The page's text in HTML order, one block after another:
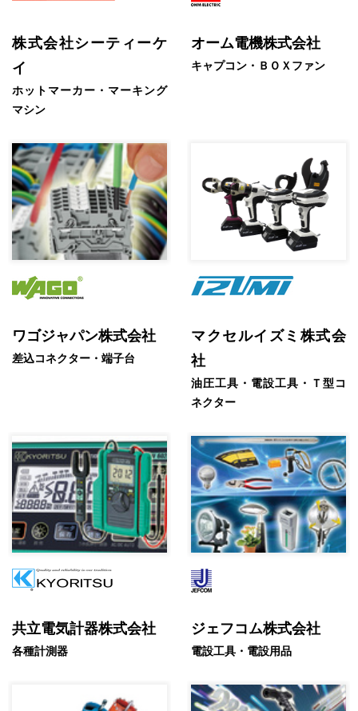
株式会社シーティーケ
イ
ホットマーカー・マーキング
マシン
オーム電機株式会社
キャプコン・ＢＯＸファン
ワゴジャパン株式会社
差込コネクター・端子台
マクセルイズミ株式会
社
油圧工具・電設工具・Ｔ型コ
ネクター
共立電気計器株式会社
各種計測器
ジェフコム株式会社
電設工具・電設用品